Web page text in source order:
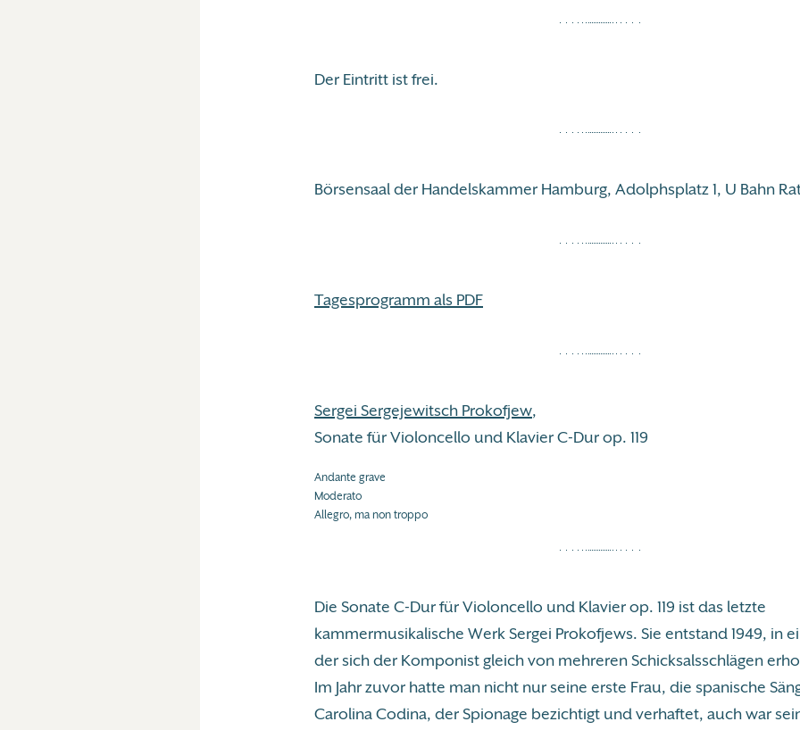
Der Eintritt ist frei.
Börsensaal der Handelskammer Hamburg, Adolphsplatz 1, U Bahn
Tagesprogramm als PDF
Sergei Sergejewitsch Prokofjew,
Sonate für Violoncello und Klavier C-Dur op. 119
Andante grave
Moderato
Allegro, ma non troppo
Die Sonate C-Dur für Violoncello und Klavier op. 119 ist das letzte
kammermusikalische Werk Sergei Prokofjews. Sie entstand 1949, in
der sich der Komponist gleich von mehreren Schicksalsschlägen
Im Jahr zuvor hatte man nicht nur seine erste Frau, die spanische
Carolina Codina, der Spionage bezichtigt und verhaftet, auch war